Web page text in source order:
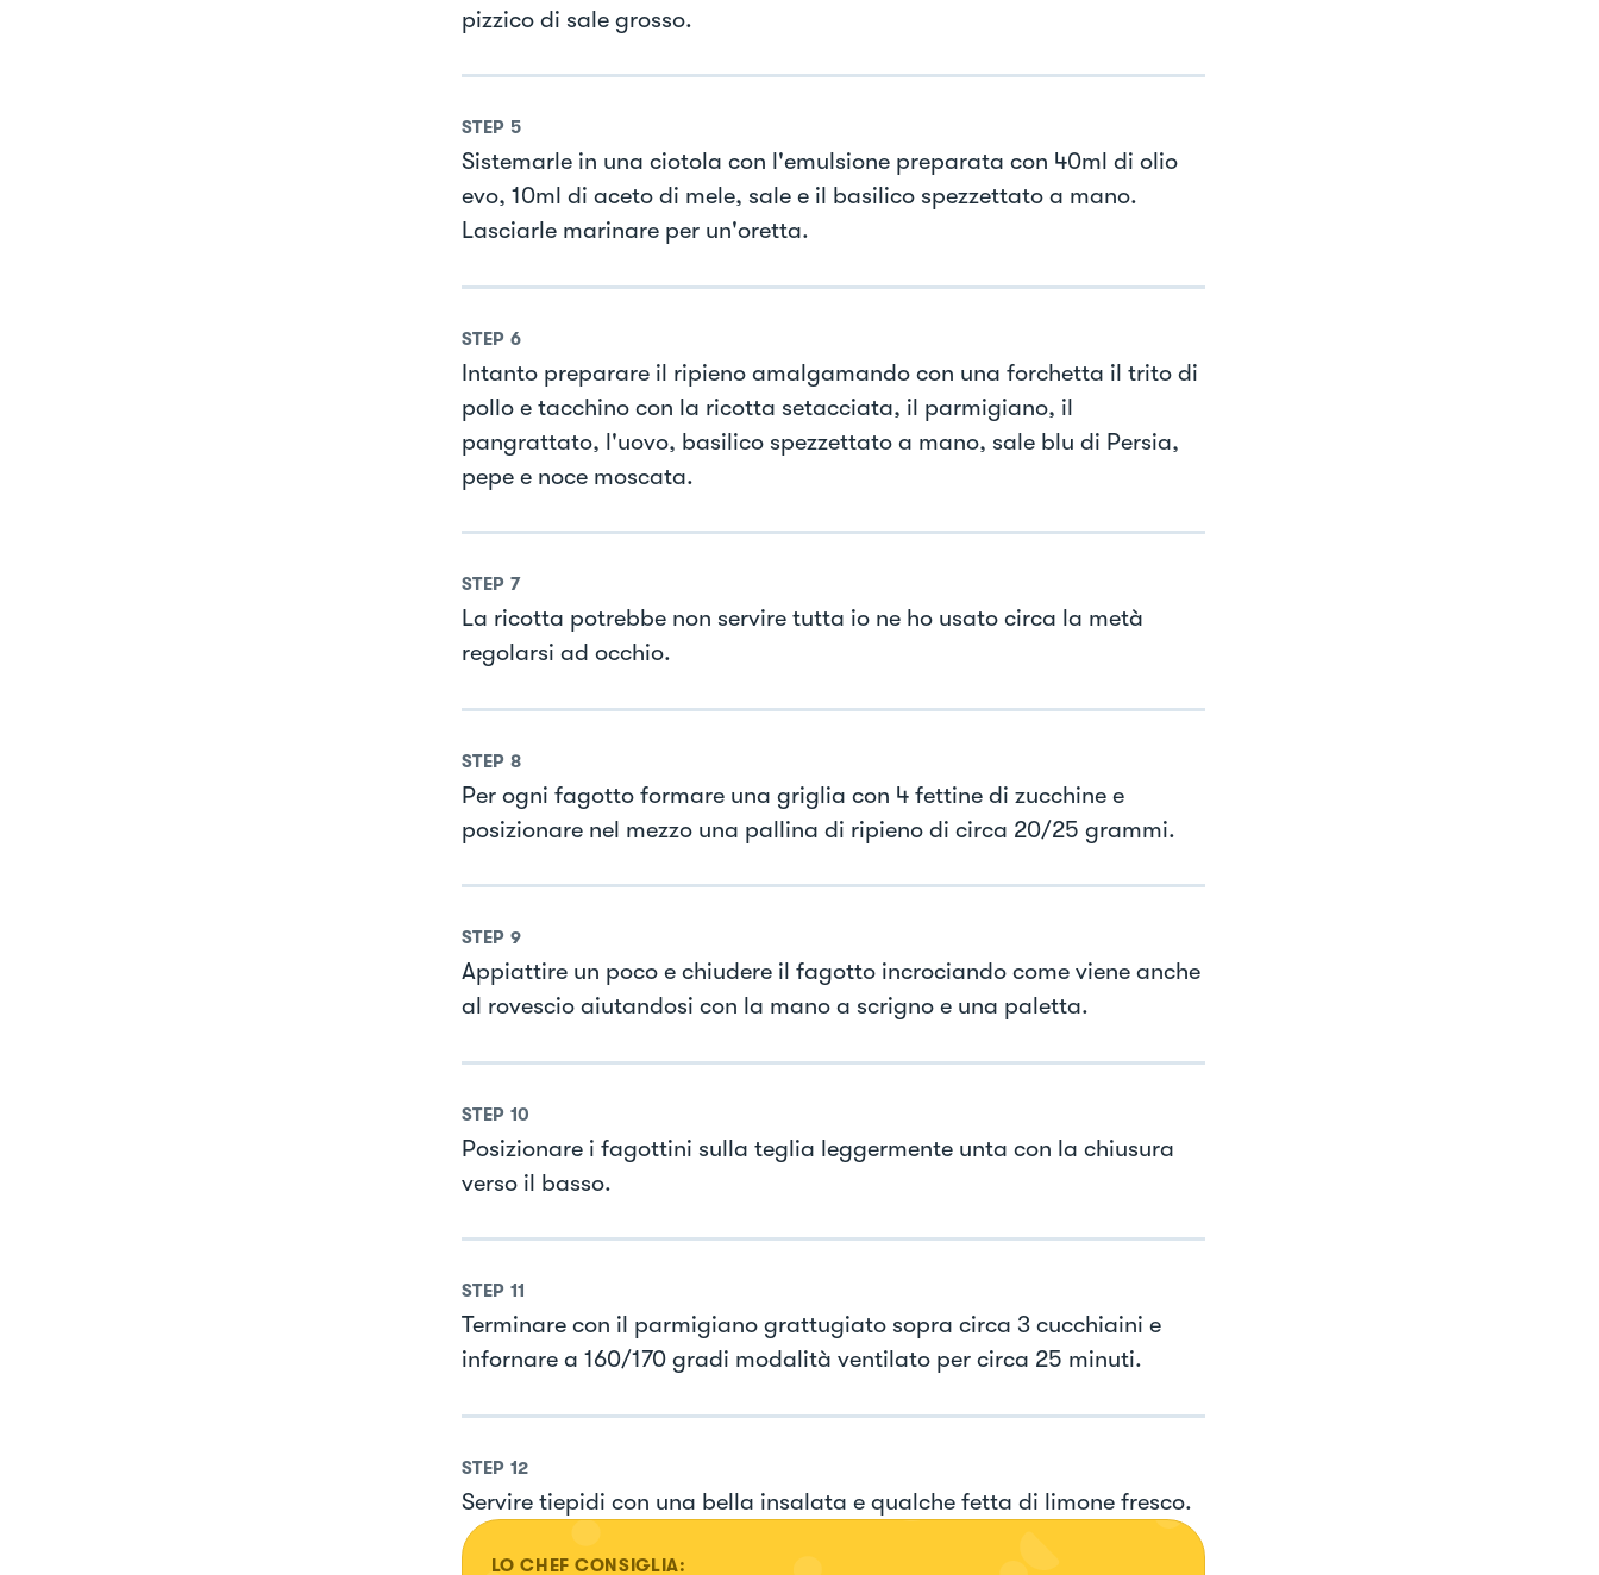
pizzico di sale grosso.
STEP 5
Sistemarle in una ciotola con l'emulsione preparata con 40ml di olio
evo, 10ml di aceto di mele, sale e il basilico spezzettato a mano.
Lasciarle marinare per un'oretta.
STEP 6
Intanto preparare il ripieno amalgamando con una forchetta il trito di
pollo e tacchino con la ricotta setacciata, il parmigiano, il
pangrattato, l'uovo, basilico spezzettato a mano, sale blu di Persia,
pepe e noce moscata.
STEP 7
La ricotta potrebbe non servire tutta io ne ho usato circa la metà
regolarsi ad occhio.
STEP 8
Per ogni fagotto formare una griglia con 4 fettine di zucchine e
posizionare nel mezzo una pallina di ripieno di circa 20/25 grammi.
STEP 9
Appiattire un poco e chiudere il fagotto incrociando come viene anche
al rovescio aiutandosi con la mano a scrigno e una paletta.
STEP 10
Posizionare i fagottini sulla teglia leggermente unta con la chiusura
verso il basso.
STEP 11
Terminare con il parmigiano grattugiato sopra circa 3 cucchiaini e
infornare a 160/170 gradi modalità ventilato per circa 25 minuti.
STEP 12
Servire tiepidi con una bella insalata e qualche fetta di limone fresco.
LO CHEF CONSIGLIA: